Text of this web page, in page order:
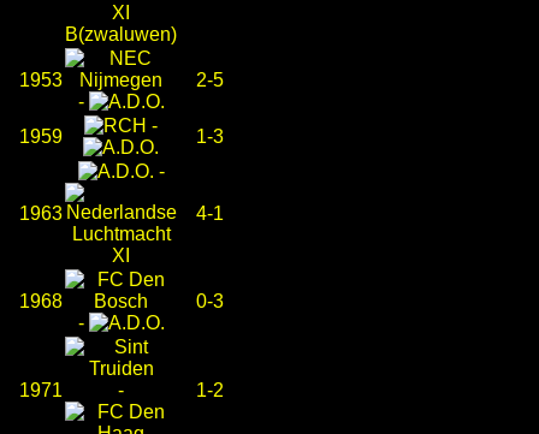
1953
-
2-5
1959
-
1-3
1963
-
4-1
1968
-
0-3
1971 - 1-2